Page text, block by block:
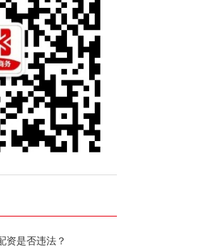
资是否违法？